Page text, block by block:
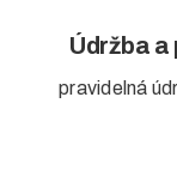
Údržba
pravidelná